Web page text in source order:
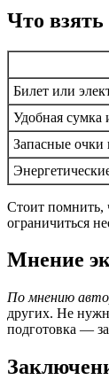
Что взять
Билет или
Удобная сумка
Запасные очки
Стоит помнить,
ограничиться
Мнение
По мнению
других. Не
подготовка —